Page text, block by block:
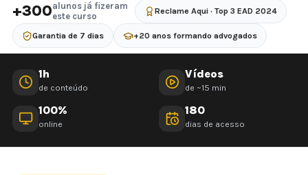
+300alunos já fizeram
este curso
Reclame Aqui · Top 3 EAD 2024
Garantia de 7 dias +20 anos formando advogados
1h
de conteúdo
Vídeos
de ~15 min
100%
online
180
dias de acesso